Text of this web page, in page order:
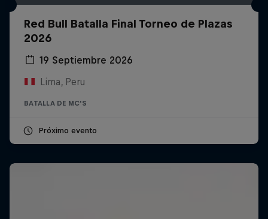
Red Bull Batalla Final Torneo de Plazas
2026
19 Septiembre 2026
Lima, Peru
BATALLA DE MC'S
Próximo evento